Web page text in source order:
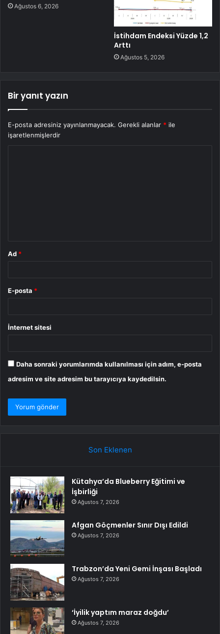
Ağustos 6, 2026
İstihdam Endeksi Yüzde 1,2
Arttı
Ağustos 5, 2026
Bir yanıt yazın
E-posta adresiniz yayınlanmayacak. Gerekli alanlar * ile
işaretlenmişlerdir
Ad *
E-posta *
İnternet sitesi
Daha sonraki yorumlarımda kullanılması için adım, e-posta
adresim ve site adresim bu tarayıcıya kaydedilsin.
Son Eklenen
Kütahya’da Blueberry Eğitimi ve
İşbirliği
Ağustos 7, 2026
Afgan Göçmenler Sınır Dışı Edildi
Ağustos 7, 2026
Trabzon’da Yeni Gemi İnşası Başladı
Ağustos 7, 2026
‘İyilik yaptım maraz doğdu’
Ağustos 7, 2026